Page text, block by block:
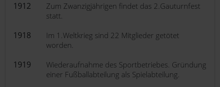
1912
Zum Zwanzigjährigen findet das 2.Gauturnfest
statt.
1918
Im 1.Weltkrieg sind 22 Mitglieder getötet
worden.
1919
Wiederaufnahme des Sportbetriebes. Gründung
einer Fußballabteilung als Spielabteilung.